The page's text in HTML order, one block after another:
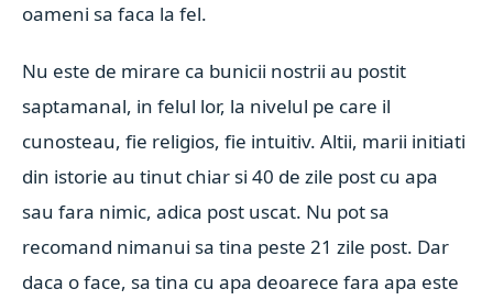
oameni sa faca la fel.
Nu este de mirare ca bunicii nostrii au postit
saptamanal, in felul lor, la nivelul pe care il
cunosteau, fie religios, fie intuitiv. Altii, marii initiati
din istorie au tinut chiar si 40 de zile post cu apa
sau fara nimic, adica post uscat. Nu pot sa
recomand nimanui sa tina peste 21 zile post. Dar
daca o face, sa tina cu apa deoarece fara apa este